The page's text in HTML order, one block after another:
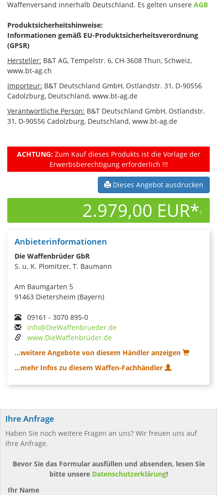
Waffenversand innerhalb Deutschland. Es gelten unsere AGB
Produktsicherheitshinweise:
Informationen gemäß EU-Produktsicherheitsverordnung
(GPSR)
Hersteller: B&T AG, Tempelstr. 6, CH-3608 Thun, Schweiz,
www.bt-ag.ch
Importeur: B&T Deutschland GmbH, Ostlandstr. 31, D-90556
Cadolzburg, Deutschland, www.bt-ag.de
Verantwortliche Person: B&T Deutschland GmbH, Ostlandstr.
31, D-90556 Cadolzburg, Deutschland, www.bt-ag.de
ACHTUNG:Zum Kauf dieses Produkts ist die Vorlage der
Erwerbsberechtigung erforderlich !!!
Dieses Angebot ausdrucken
2.979,00 EUR*1
Anbieterinformationen
Die Waffenbrüder GbR
S. u. K. Plomitzer, T. Baumann
Am Baumgarten 5
91463 Dietersheim (Bayern)
09161 - 3070 895-0
info@DieWaffenbrueder.de
www.DieWaffenbrüder.de
...weitere Angebote von diesem Händler anzeigen
...mehr Infos zu diesem Waffen-Fachhändler
Ihre Anfrage
Haben Sie noch weitere Fragen an uns? Wir freuen uns auf
ihre Anfrage.
Bevor Sie das Formular ausfüllen und absenden, lesen Sie
bitte unsere Datenschutzerklärung!
Ihr Name